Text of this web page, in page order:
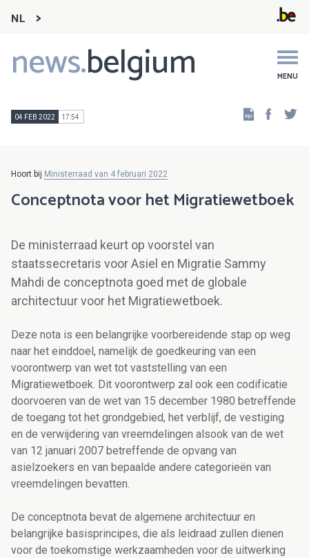
NL
news.belgium MENU
Main
navigation
04 FEB 2022 17:54
Hoort bij Ministerraad van 4 februari 2022
Conceptnota voor het Migratiewetboek
De ministerraad keurt op voorstel van
staatssecretaris voor Asiel en Migratie Sammy
Mahdi de conceptnota goed met de globale
architectuur voor het Migratiewetboek.
Deze nota is een belangrijke voorbereidende stap op weg
naar het einddoel, namelijk de goedkeuring van een
voorontwerp van wet tot vaststelling van een
Migratiewetboek. Dit voorontwerp zal ook een codificatie
doorvoeren van de wet van 15 december 1980 betreffende
de toegang tot het grondgebied, het verblijf, de vestiging
en de verwijdering van vreemdelingen alsook van de wet
van 12 januari 2007 betreffende de opvang van
asielzoekers en van bepaalde andere categorieën van
vreemdelingen bevatten.
De conceptnota bevat de algemene architectuur en
belangrijke basisprincipes, die als leidraad zullen dienen
voor de toekomstige werkzaamheden voor de uitwerking